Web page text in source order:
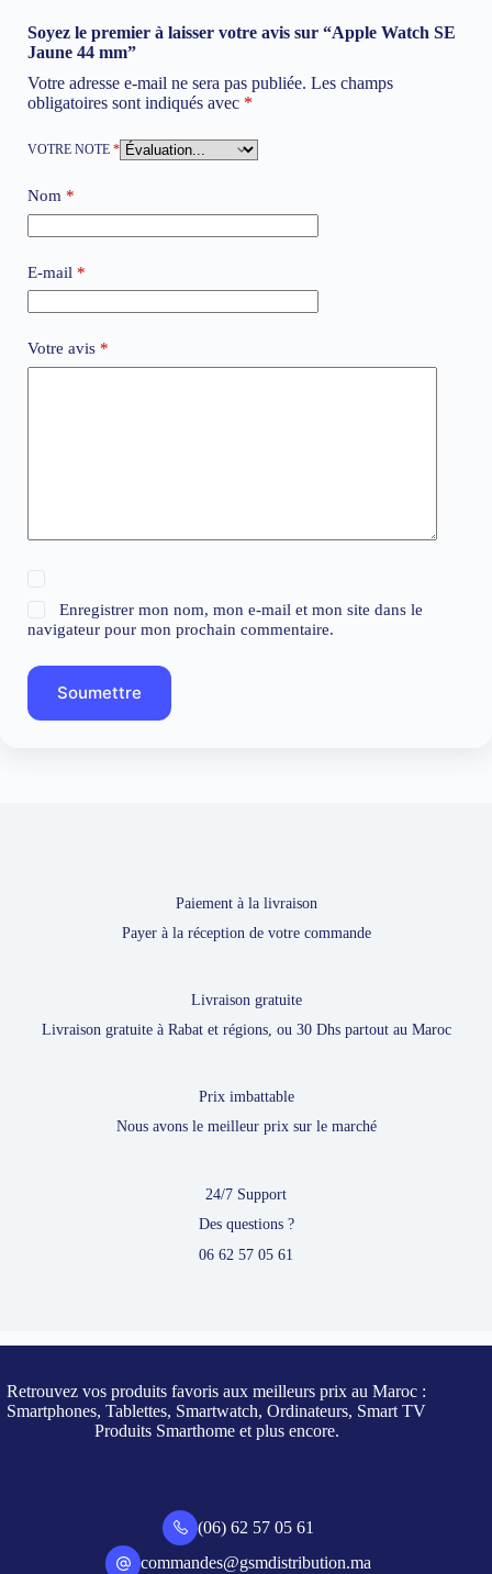
Soyez le premier à laisser votre avis sur “Apple Watch SE
Jaune 44 mm”
Votre adresse e-mail ne sera pas publiée. Les champs
obligatoires sont indiqués avec *
VOTRE NOTE *
Nom *
E-mail *
Votre avis *
Enregistrer mon nom, mon e-mail et mon site dans le
navigateur pour mon prochain commentaire.
Soumettre
Paiement à la livraison
Payer à la réception de votre commande
Livraison gratuite
Livraison gratuite à Rabat et régions, ou 30 Dhs partout au Maroc
Prix imbattable
Nous avons le meilleur prix sur le marché
24/7 Support
Des questions ?
06 62 57 05 61
Retrouvez vos produits favoris aux meilleurs prix au Maroc :
Smartphones, Tablettes, Smartwatch, Ordinateurs, Smart TV
Produits Smarthome et plus encore.
(06) 62 57 05 61
commandes@gsmdistribution.ma